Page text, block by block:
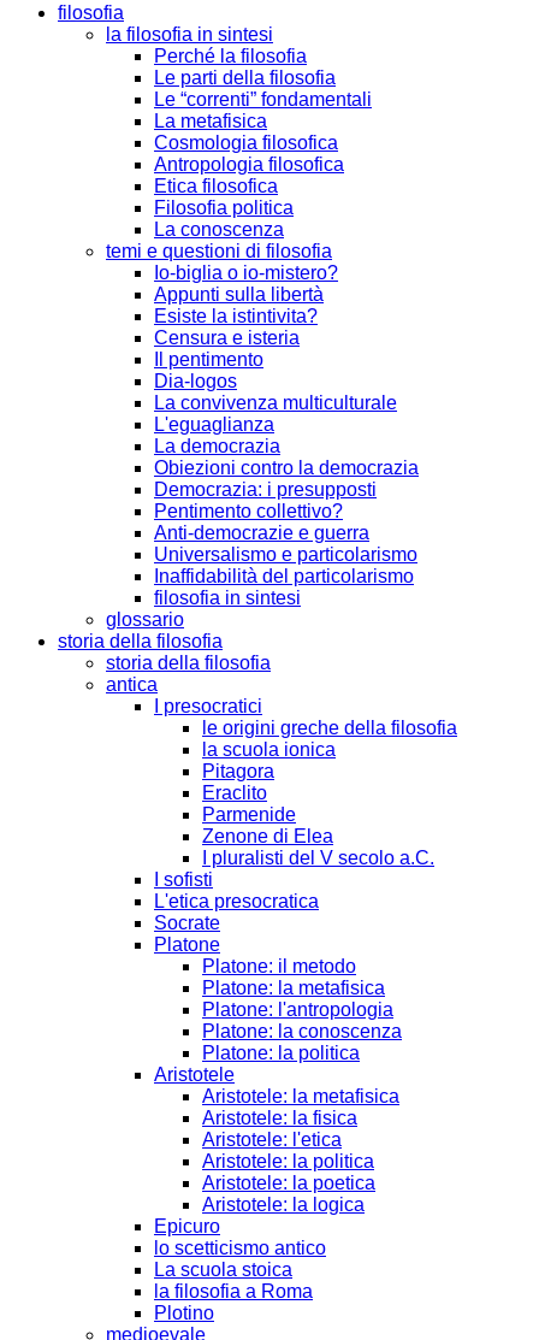
filosofia
la filosofia in sintesi
Perché la filosofia
Le parti della filosofia
Le “correnti” fondamentali
La metafisica
Cosmologia filosofica
Antropologia filosofica
Etica filosofica
Filosofia politica
La conoscenza
temi e questioni di filosofia
Io-biglia o io-mistero?
Appunti sulla libertà
Esiste la istintivita?
Censura e isteria
Il pentimento
Dia-logos
La convivenza multiculturale
L'eguaglianza
La democrazia
Obiezioni contro la democrazia
Democrazia: i presupposti
Pentimento collettivo?
Anti-democrazie e guerra
Universalismo e particolarismo
Inaffidabilità del particolarismo
filosofia in sintesi
glossario
storia della filosofia
storia della filosofia
antica
I presocratici
le origini greche della filosofia
la scuola ionica
Pitagora
Eraclito
Parmenide
Zenone di Elea
I pluralisti del V secolo a.C.
I sofisti
L'etica presocratica
Socrate
Platone
Platone: il metodo
Platone: la metafisica
Platone: l'antropologia
Platone: la conoscenza
Platone: la politica
Aristotele
Aristotele: la metafisica
Aristotele: la fisica
Aristotele: l'etica
Aristotele: la politica
Aristotele: la poetica
Aristotele: la logica
Epicuro
lo scetticismo antico
La scuola stoica
la filosofia a Roma
Plotino
medioevale